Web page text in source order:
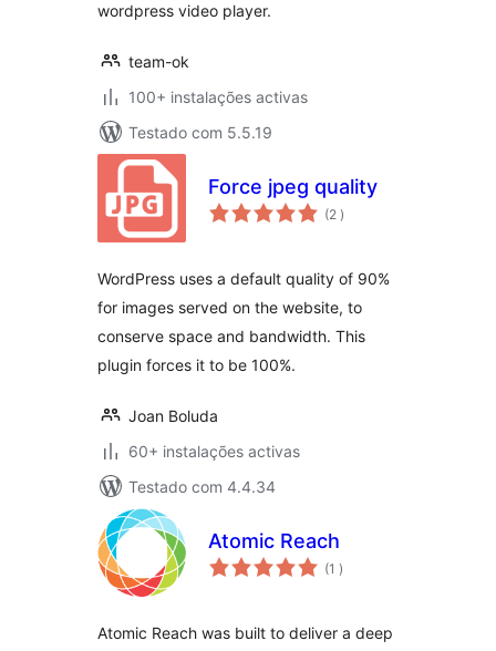
wordpress video player.
team-ok
100+ instalações activas
Testado com 5.5.19
Force jpeg quality
(2 classificações
)
WordPress uses a default quality of 90%
for images served on the website, to
conserve space and bandwidth. This
plugin forces it to be 100%.
Joan Boluda
60+ instalações activas
Testado com 4.4.34
Atomic Reach
(1 classificações
)
Atomic Reach was built to deliver a deep